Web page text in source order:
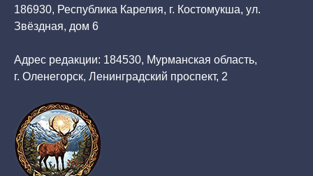
186930, Республика Карелия, г. Костомукша, ул.
Звёздная, дом 6
Адрес редакции: 184530, Мурманская область,
г. Оленегорск, Ленинградский проспект, 2